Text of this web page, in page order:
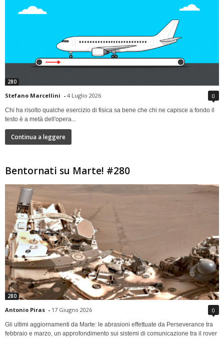
280
Stefano Marcellini - 4 Luglio 2026 0
Chi ha risolto qualche esercizio di fisica sa bene che chi ne capisce a fondo il
testo è a metà dell'opera...
Continua a leggere
Bentornati su Marte! #280
280
Antonio Piras - 17 Giugno 2026 0
Gli ultimi aggiornamenti da Marte: le abrasioni effettuate da Perseverance tra
febbraio e marzo, un approfondimento sui sistemi di comunicazione tra il rover